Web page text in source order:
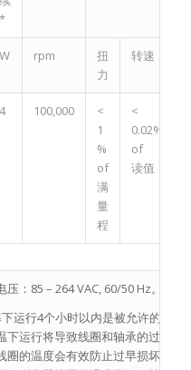
*
W rpm
扭
力
转速
4 100,000
<
1
%
of
满
量
程
<
0.02%
of
读值
：85 – 264 VAC, 60/50 Hz。
运行4个小时以内是被允许的。
运行将导致线圈和轴承的过早
的温度会有效防止过早损坏。